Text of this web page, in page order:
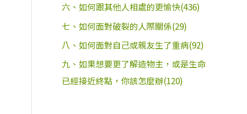
六、如何跟其他人相處的更愉快(436)
七、如何面對破裂的人際關係(29)
八、如何面對自己或親友生了重病(92)
九、如果想要更了解造物主，或是生命
已經接近終點，你該怎麼辦(120)